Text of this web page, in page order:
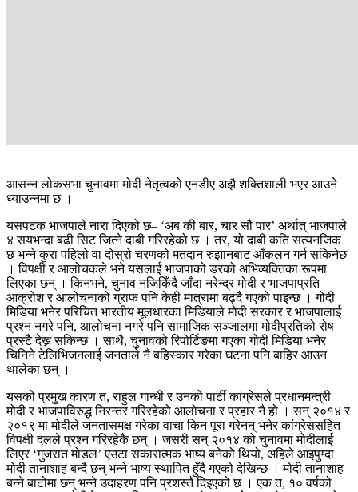
आसन्न लोकसभा चुनावमा मोदी नेतृत्वको एनडीए अझै शक्तिशाली भएर आउने
ध्याउन्नमा छ ।
यसपटक भाजपाले नारा दिएको छ– ‘अब की बार, चार सौ पार’ अर्थात् भाजपाले
४ सयभन्दा बढी सिट जित्ने दाबी गरिरहेको छ । तर, यो दाबी कति सत्यनजिक
छ भन्ने कुरा पहिलो वा दोस्रो चरणको मतदान रुझानबाट आँकलन गर्न सकिनेछ
। विपक्षी र आलोचकले भने यसलाई भाजपाको डरको अभिव्यक्तिका रूपमा
लिएका छन् । किनभने, चुनाव नजिकिँदै जाँदा नरेन्द्र मोदी र भाजपाप्रति
आक्रोश र आलोचनाको ग्राफ पनि केही मात्रामा बढ्दै गएको पाइन्छ । गोदी
मिडिया भनेर परिचित भारतीय मूलधारका मिडियाले मोदी सरकार र भाजपालाई
प्रश्न नगरे पनि, आलोचना नगरे पनि सामाजिक सञ्जालमा मोदीप्रतिको रोष
प्रस्टै देख्न सकिन्छ । साथै, चुनावको रिपोर्टिङमा गएका गोदी मिडिया भनेर
चिनिने टेलिभिजनलाई जनताले नै बहिस्कार गरेका घटना पनि बाहिर आउन
थालेका छन् ।
यसको प्रमुख कारण त, राहुल गान्धी र उनको पार्टी कांग्रेसले प्रधानमन्त्री
मोदी र भाजपाविरुद्ध निरन्तर गरिरहेको आलोचना र प्रहार नै हो । सन् २०१४ र
२०१९ मा मोदीले जनतासमक्ष गरेका वाचा किन पूरा गरेनन् भनेर कांग्रेससहित
विपक्षी दलले प्रश्न गरिरहेकै छन् । जसरी सन् २०१४ को चुनावमा मोदीलाई
लिएर ‘गुजरात मोडल’ एउटा सकारात्मक भाष्य बनेको थियो, अहिले आइपुग्दा
मोदी तानाशाह बन्दै छन् भन्ने भाष्य स्थापित हुँदै गएको देखिन्छ । मोदी तानाशाह
बन्ने बाटोमा छन् भन्ने उदाहरण पनि प्रशस्तै दिइएको छ । एक त, १० वर्षको